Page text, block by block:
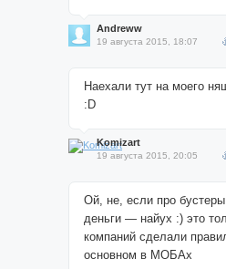
Andreww
19 августа 2015, 18:07
Наехали тут на моего
:D
Komizart
19 августа 2015, 20:05
Ой, не, если про
деньги — найух :) это
компаний сделали
основном в МОБАх